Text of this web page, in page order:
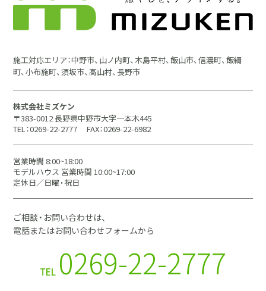
施工対応エリア：中野市、山ノ内町、木島平村、飯山市、信濃町、飯綱
町、小布施町、須坂市、高山村、長野市
株式会社ミズケン
〒383-0012 長野県中野市大字一本木445
TEL：0269-22-2777
FAX：0269-22-6982
営業時間 8:00~18:00
モデルハウス 営業時間 10:00~17:00
定休日／日曜・祝日
ご相談・お問い合わせは、
電話またはお問い合わせフォームから
TEL 0269-22-2777